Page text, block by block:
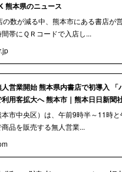
熊本県のニュース
の数が減る中、熊本市にある書店が
帯にＱＲコードで入店し...
営業開始 熊本県内書店で初導入 「
用客拡大へ 熊本市｜熊本日日新聞
市中央区）は、午前9時半～11時
品を販売する無人営業...